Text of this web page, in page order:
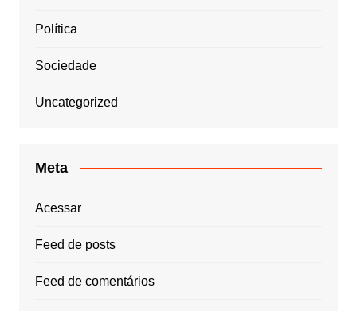
Política
Sociedade
Uncategorized
Meta
Acessar
Feed de posts
Feed de comentários